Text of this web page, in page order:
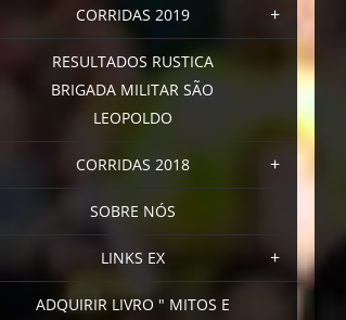
CORRIDAS 2019
RESULTADOS RUSTICA
BRIGADA MILITAR SÃO
LEOPOLDO
CORRIDAS 2018
SOBRE NÓS
LINKS EX
ADQUIRIR LIVRO " MITOS E